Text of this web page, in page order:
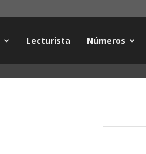
Lecturista Números